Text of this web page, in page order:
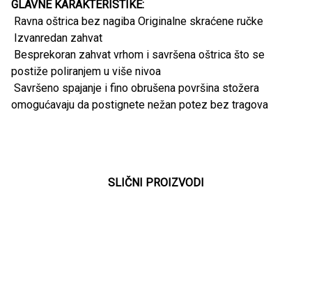
GLAVNE KARAKTERISTIKE:
Ravna oštrica bez nagiba Originalne skraćene ručke
Izvanredan zahvat
Besprekoran zahvat vrhom i savršena oštrica što se
postiže poliranjem u više nivoa
Savršeno spajanje i fino obrušena površina stožera
omogućavaju da postignete nežan potez bez tragova
SLIČNI PROIZVODI